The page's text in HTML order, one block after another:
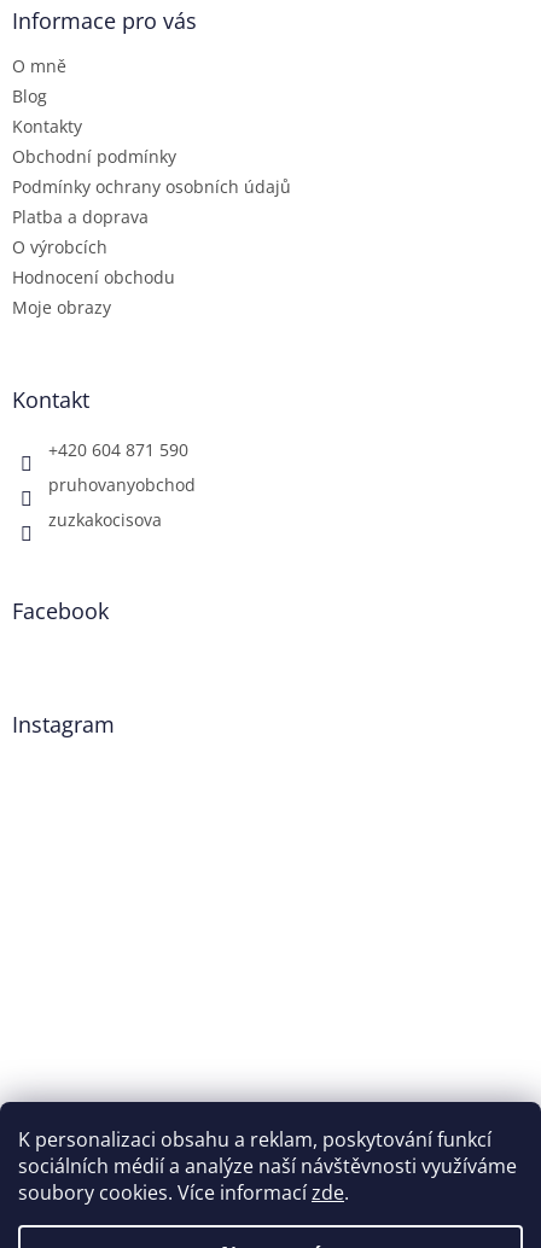
K personalizaci obsahu a reklam, poskytování funkcí
sociálních médií a analýze naší návštěvnosti využíváme
soubory cookies. Více informacízde.
Informace pro vás
O mně
Blog
Kontakty
Obchodní podmínky
Podmínky ochrany osobních údajů
Platba a doprava
O výrobcích
Hodnocení obchodu
Moje obrazy
Kontakt
+420 604 871 590
pruhovanyobchod
zuzkakocisova
Facebook
Instagram
Sledovat na Instagramu